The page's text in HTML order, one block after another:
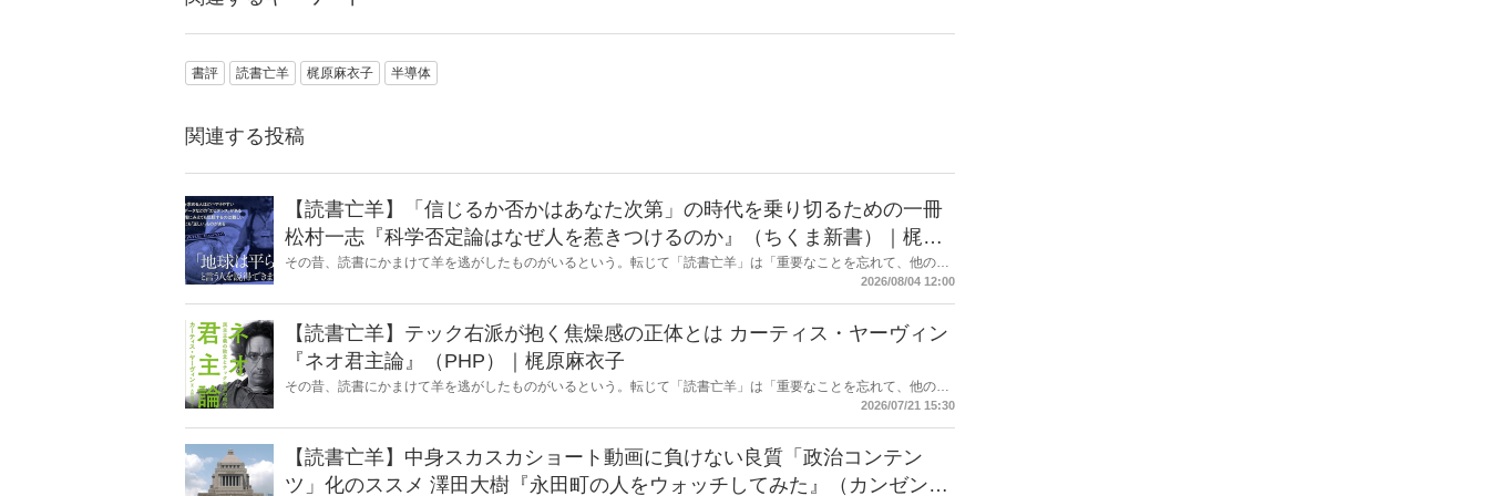
書評 読書亡羊 梶原麻衣子 半導体
関連する投稿
【読書亡羊】「信じるか否かはあなた次第」の時代を乗り切るための一冊
松村一志『科学否定論はなぜ人を惹きつけるのか』（ちくま新書）｜梶原
麻衣子
その昔、読書にかまけて羊を逃がしたものがいるという。転じて「読書亡羊」は「重要なことを忘れて、他のこ
とに夢中になること」を指す四字熟語になった。だが時に仕事を放り出してでも、読むべき本がある。元月刊
2026/08/04 12:00
【読書亡羊】テック右派が抱く焦燥感の正体とは カーティス・ヤーヴィン
『ネオ君主論』（PHP）｜梶原麻衣子
その昔、読書にかまけて羊を逃がしたものがいるという。転じて「読書亡羊」は「重要なことを忘れて、他のこ
とに夢中になること」を指す四字熟語になった。だが時に仕事を放り出してでも、読むべき本がある。元月刊
2026/07/21 15:30
【読書亡羊】中身スカスカショート動画に負けない良質「政治コンテン
ツ」化のススメ 澤田大樹『永田町の人をウォッチしてみた』（カンゼン）